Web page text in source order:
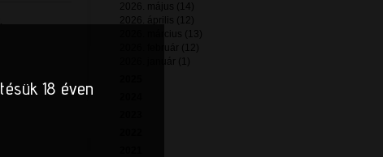
2026. május (14)
2026. április (12)
2026. március (13)
2026. február (12)
2026. január (1)
18 éven